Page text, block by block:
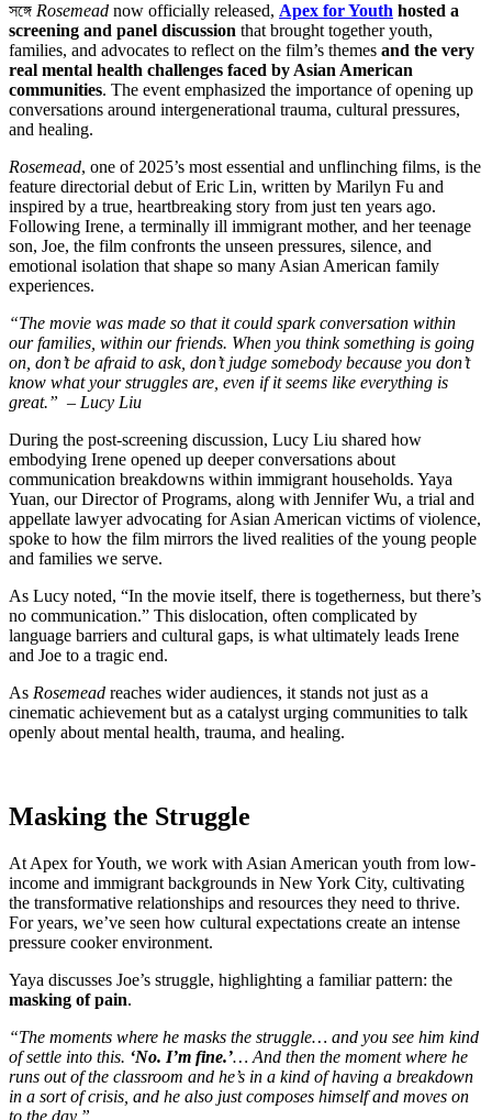
সঙ্গে Rosemead now officially released, Apex for Youth hosted a
screening and panel discussion that brought together youth,
families, and advocates to reflect on the film’s themes and the very
real mental health challenges faced by Asian American
communities. The event emphasized the importance of opening up
conversations around intergenerational trauma, cultural pressures,
and healing.
Rosemead, one of 2025’s most essential and unflinching films, is the
feature directorial debut of Eric Lin, written by Marilyn Fu and
inspired by a true, heartbreaking story from just ten years ago.
Following Irene, a terminally ill immigrant mother, and her teenage
son, Joe, the film confronts the unseen pressures, silence, and
emotional isolation that shape so many Asian American family
experiences.
“The movie was made so that it could spark conversation within
our families, within our friends. When you think something is going
on, don’t be afraid to ask, don’t judge somebody because you don’t
know what your struggles are, even if it seems like everything is
great.” – Lucy Liu
During the post-screening discussion, Lucy Liu shared how
embodying Irene opened up deeper conversations about
communication breakdowns within immigrant households. Yaya
Yuan, our Director of Programs, along with Jennifer Wu, a trial and
appellate lawyer advocating for Asian American victims of violence,
spoke to how the film mirrors the lived realities of the young people
and families we serve.
As Lucy noted, “In the movie itself, there is togetherness, but there’s
no communication.” This dislocation, often complicated by
language barriers and cultural gaps, is what ultimately leads Irene
and Joe to a tragic end.
As Rosemead reaches wider audiences, it stands not just as a
cinematic achievement but as a catalyst urging communities to talk
openly about mental health, trauma, and healing.
Masking the Struggle
At Apex for Youth, we work with Asian American youth from low-
income and immigrant backgrounds in New York City, cultivating
the transformative relationships and resources they need to thrive.
For years, we’ve seen how cultural expectations create an intense
pressure cooker environment.
Yaya discusses Joe’s struggle, highlighting a familiar pattern: the
masking of pain.
“The moments where he masks the struggle… and you see him kind
of settle into this. ‘No. I’m fine.’… And then the moment where he
runs out of the classroom and he’s in a kind of having a breakdown
in a sort of crisis, and he also just composes himself and moves on